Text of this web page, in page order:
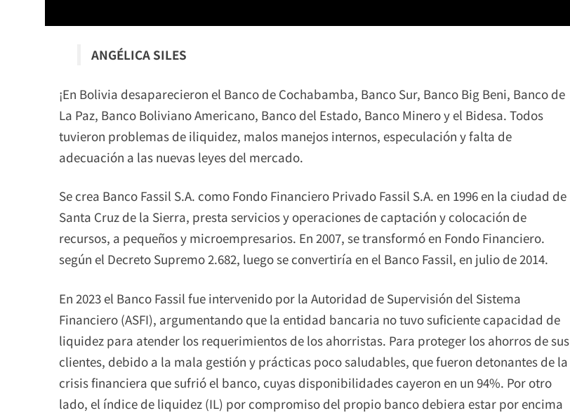
ANGÉLICA SILES
¡En Bolivia desaparecieron el Banco de Cochabamba, Banco Sur, Banco Big Beni, Banco de
La Paz, Banco Boliviano Americano, Banco del Estado, Banco Minero y el Bidesa. Todos
tuvieron problemas de iliquidez, malos manejos internos, especulación y falta de
adecuación a las nuevas leyes del mercado.
Se crea Banco Fassil S.A. como Fondo Financiero Privado Fassil S.A. en 1996 en la ciudad de
Santa Cruz de la Sierra, presta servicios y operaciones de captación y colocación de
recursos, a pequeños y microempresarios. En 2007, se transformó en Fondo Financiero.
según el Decreto Supremo 2.682, luego se convertiría en el Banco Fassil, en julio de 2014.
En 2023 el Banco Fassil fue intervenido por la Autoridad de Supervisión del Sistema
Financiero (ASFI), argumentando que la entidad bancaria no tuvo suficiente capacidad de
liquidez para atender los requerimientos de los ahorristas. Para proteger los ahorros de sus
clientes, debido a la mala gestión y prácticas poco saludables, que fueron detonantes de la
crisis financiera que sufrió el banco, cuyas disponibilidades cayeron en un 94%. Por otro
lado, el índice de liquidez (IL) por compromiso del propio banco debiera estar por encima